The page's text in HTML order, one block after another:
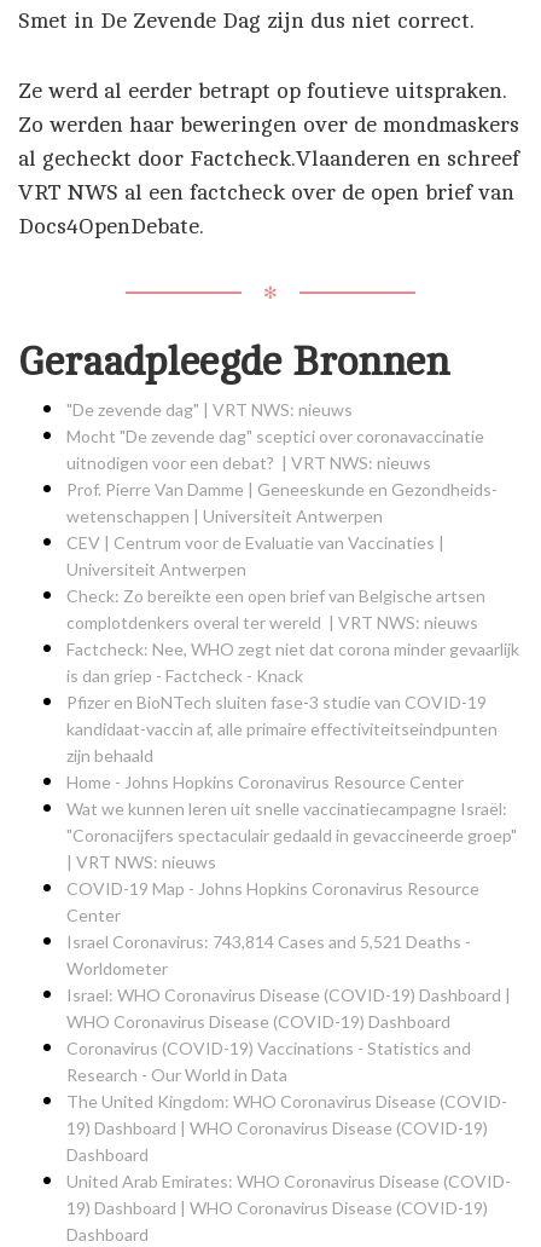
Smet in De Zevende Dag zijn dus niet correct.
Ze werd al eerder betrapt op foutieve uitspraken.
Zo werden haar beweringen over de mondmaskers
al gecheckt door Factcheck.Vlaanderen en schreef
VRT NWS al een factcheck over de open brief van
Docs4OpenDebate.
✻
Geraadpleegde Bronnen
"De zevende dag" | VRT NWS: nieuws
Mocht "De zevende dag" sceptici over coronavaccinatie
uitnodigen voor een debat? | VRT NWS: nieuws
Prof. Pierre Van Damme | Geneeskunde en Gezondheids­
wetenschappen | Universiteit Antwerpen
CEV | Centrum voor de Evaluatie van Vaccinaties |
Universiteit Antwerpen
Check: Zo bereikte een open brief van Belgische artsen
complotdenkers overal ter wereld | VRT NWS: nieuws
Factcheck: Nee, WHO zegt niet dat corona minder gevaarlijk
is dan griep - Factcheck - Knack
Pfizer en BioNTech sluiten fase-3 studie van COVID-19
kandidaat-vaccin af, alle primaire effectiviteitseindpunten
zijn behaald
Home - Johns Hopkins Coronavirus Resource Center
Wat we kunnen leren uit snelle vaccinatiecampagne Israël:
"Coronacijfers spectaculair gedaald in gevaccineerde groep"
| VRT NWS: nieuws
COVID-19 Map - Johns Hopkins Coronavirus Resource
Center
Israel Coronavirus: 743,814 Cases and 5,521 Deaths -
Worldometer
Israel: WHO Coronavirus Disease (COVID-19) Dashboard |
WHO Coronavirus Disease (COVID-19) Dashboard
Coronavirus (COVID-19) Vaccinations - Statistics and
Research - Our World in Data
The United Kingdom: WHO Coronavirus Disease (COVID-
19) Dashboard | WHO Coronavirus Disease (COVID-19)
Dashboard
United Arab Emirates: WHO Coronavirus Disease (COVID-
19) Dashboard | WHO Coronavirus Disease (COVID-19)
Dashboard